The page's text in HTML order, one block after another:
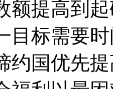
额提高到
目标需要
约国优先